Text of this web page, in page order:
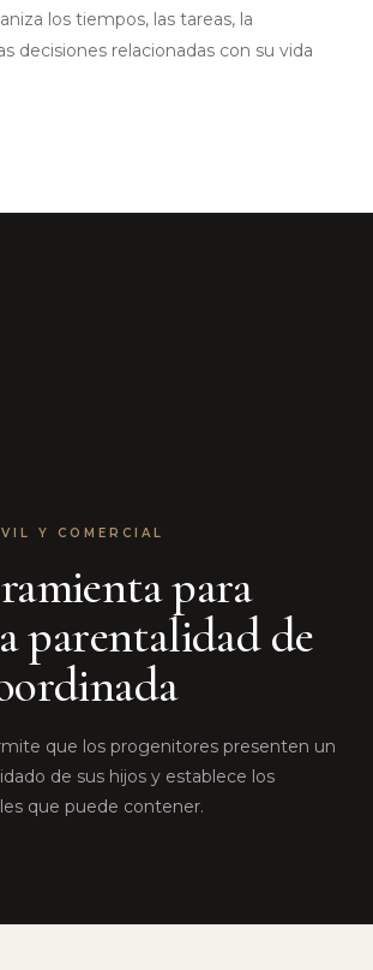
los tiempos, las tareas, la
decisiones relacionadas con su vida
Y COMERCIAL
para
parentalidad de
que los progenitores presenten un
de sus hijos y establece los
que puede contener.